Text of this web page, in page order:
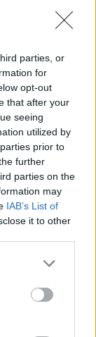
parties, or
for
opt-out
that after your
seeing
utilized by
prior to
further
parties on the
may
IAB’s List of
it to other